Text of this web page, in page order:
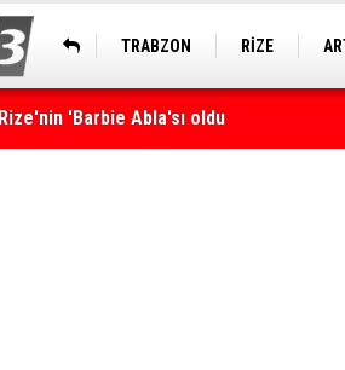
TRABZON RİZE
Şöleni’ başladı